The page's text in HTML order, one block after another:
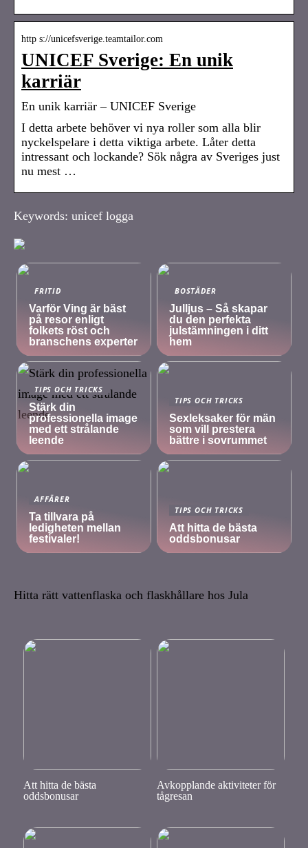
http s://unicefsverige.teamtailor.com
UNICEF Sverige: En unik
karriär
En unik karriär – UNICEF Sverige
I detta arbete behöver vi nya roller som alla blir
nyckelspelare i detta viktiga arbete. Låter detta
intressant och lockande? Sök några av Sveriges just
nu mest …
Keywords: unicef logga
FRITID
Varför Ving är bäst
på resor enligt
folkets röst och
branschens experter
BOSTÄDER
Julljus – Så skapar
du den perfekta
julstämningen i ditt
hem
TIPS OCH TRICKS
Stärk din
professionella image
med ett strålande
leende
TIPS OCH TRICKS
Sexleksaker för män
som vill prestera
bättre i sovrummet
AFFÄRER
Ta tillvara på
ledigheten mellan
festivaler!
TIPS OCH TRICKS
Att hitta de bästa
oddsbonusar
Hitta rätt vattenflaska och flaskhållare hos Jula
Att hitta de bästa
oddsbonusar
Avkopplande aktiviteter för
tågresan